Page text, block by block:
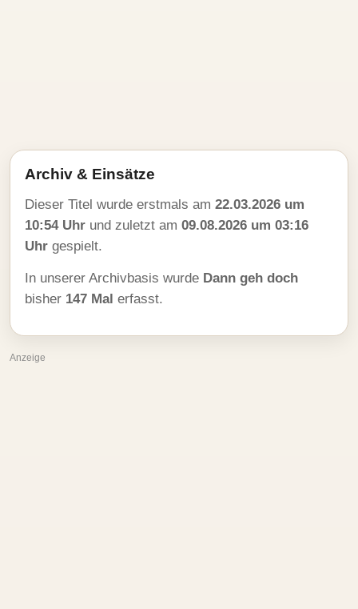
Archiv & Einsätze
Dieser Titel wurde erstmals am 22.03.2026 um
10:54 Uhr und zuletzt am 09.08.2026 um 03:16
Uhr gespielt.
In unserer Archivbasis wurde Dann geh doch
bisher 147 Mal erfasst.
Anzeige